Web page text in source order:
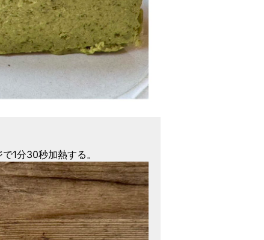
1分30秒加熱する。